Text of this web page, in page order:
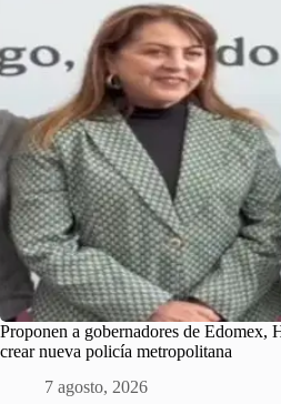
Proponen a gobernadores de Edomex,
crear nueva policía metropolitana
7 agosto, 2026